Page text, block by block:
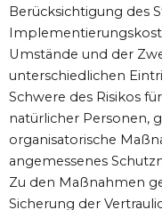
Berücksichtigung des
Umstände und der
unterschiedlichen
Schwere des Risikos
natürlicher Personen,
organisatorische
angemessenes
Zu den Maßnahmen
Sicherung der